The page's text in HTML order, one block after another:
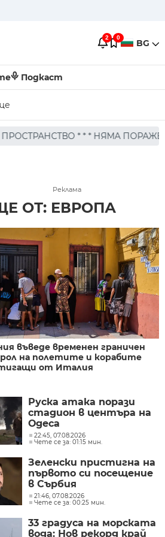
2 0 BG
Подкаст
ПО ХОРА И ПО
Реклама
ОТ: ЕВРОПА
въведе временен граничен
на полетите и корабите
от Италия
Руска атака порази
стадион в центъра на
Одеса
22:45, 07.08.2026
Чете се за: 01:15 мин.
Зеленски пристигна на
първото си посещение
в Сърбия
21:46, 07.08.2026
Чете се за: 00:25 мин.
33 градуса на морската
вода: Нов рекорд край